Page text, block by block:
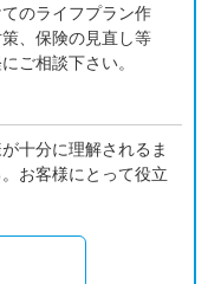
のライフプラン作
、保険の見直し等
ご相談下さい。
十分に理解されるま
お客様にとって役立